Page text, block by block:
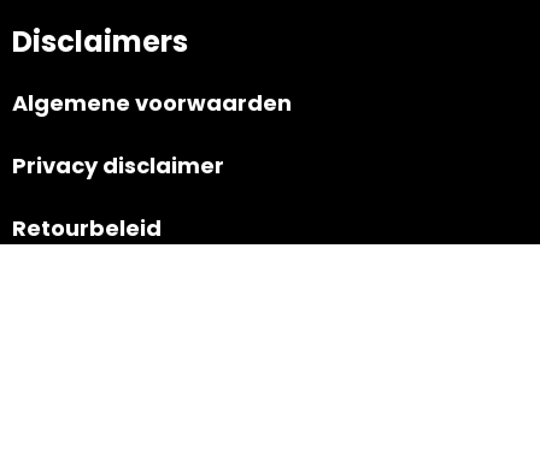
Disclaimers
Algemene voorwaarden
Privacy disclaimer
Retourbeleid